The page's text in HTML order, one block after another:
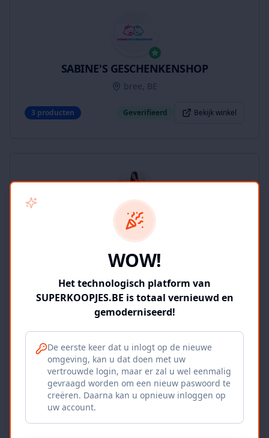
SABINE'S GESCHENKENSHOP
bree, BE
3 producten Geverifieerd Bekijk winkel
SUPERKOOPJES.BE
Geverifieerd
Iepers Kwartier
Ieper, BE
WOW!
Het technologisch platform van
SUPERKOOPJES.BE is totaal vernieuwd en
gemoderniseerd!
De eerste keer dat u inlogt op de nieuwe
omgeving, kan u dat doen met uw
vertrouwde login, maar er zal u wel eenmalig
gevraagd worden om een nieuw paswoord te
creëren. Daarna kan u opnieuw inloggen op
uw account.